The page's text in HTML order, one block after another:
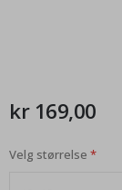
kr 169,00
Velg størrelse